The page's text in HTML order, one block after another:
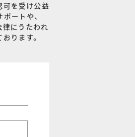
を受け公益
ートや、
にうたわれ
ります。